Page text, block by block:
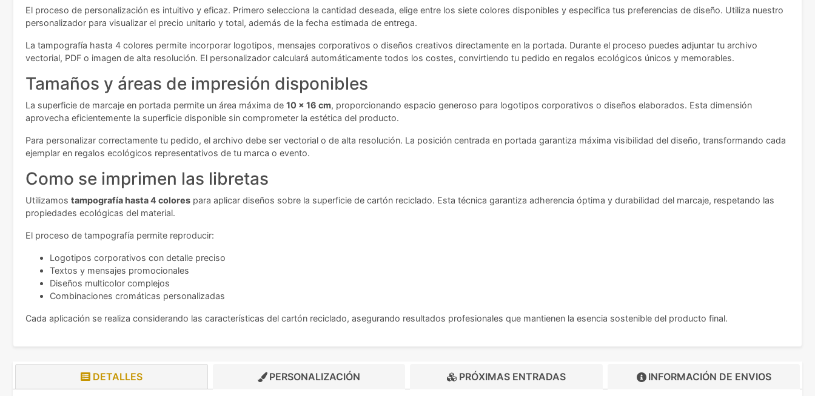
El proceso de personalización es intuitivo y eficaz. Primero selecciona la cantidad deseada, elige entre los siete colores disponibles y especifica tus preferencias de diseño. Utiliza nuestro
personalizador para visualizar el precio unitario y total, además de la fecha estimada de entrega.
La tampografía hasta 4 colores permite incorporar logotipos, mensajes corporativos o diseños creativos directamente en la portada. Durante el proceso puedes adjuntar tu archivo
vectorial, PDF o imagen de alta resolución. El personalizador calculará automáticamente todos los costes, convirtiendo tu pedido en regalos ecológicos únicos y memorables.
Tamaños y áreas de impresión disponibles
La superficie de marcaje en portada permite un área máxima de 10 x 16 cm, proporcionando espacio generoso para logotipos corporativos o diseños elaborados. Esta dimensión
aprovecha eficientemente la superficie disponible sin comprometer la estética del producto.
Para personalizar correctamente tu pedido, el archivo debe ser vectorial o de alta resolución. La posición centrada en portada garantiza máxima visibilidad del diseño, transformando cada
ejemplar en regalos ecológicos representativos de tu marca o evento.
Como se imprimen las libretas
Utilizamos tampografía hasta 4 colores para aplicar diseños sobre la superficie de cartón reciclado. Esta técnica garantiza adherencia óptima y durabilidad del marcaje, respetando las
propiedades ecológicas del material.
El proceso de tampografía permite reproducir:
Logotipos corporativos con detalle preciso
Textos y mensajes promocionales
Diseños multicolor complejos
Combinaciones cromáticas personalizadas
Cada aplicación se realiza considerando las características del cartón reciclado, asegurando resultados profesionales que mantienen la esencia sostenible del producto final.
DETALLES PERSONALIZACIÓN PRÓXIMAS ENTRADAS INFORMACIÓN DE ENVIOS